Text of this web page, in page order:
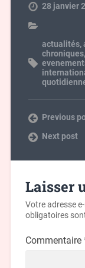
28 janvier
actualités,
chroniques,
Previous
Next post
Laisser
Votre adresse
obligatoires
Commentaire